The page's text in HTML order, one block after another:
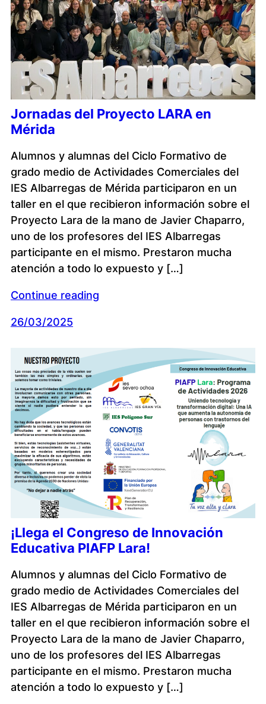
Jornadas del Proyecto LARA en
Mérida
Alumnos y alumnas del Ciclo Formativo de
grado medio de Actividades Comerciales del
IES Albarregas de Mérida participaron en un
taller en el que recibieron información sobre el
Proyecto Lara de la mano de Javier Chaparro,
uno de los profesores del IES Albarregas
participante en el mismo. Prestaron mucha
atención a todo lo expuesto y […]
Continue reading
26/03/2025
¡Llega el Congreso de Innovación
Educativa PIAFP Lara!
Alumnos y alumnas del Ciclo Formativo de
grado medio de Actividades Comerciales del
IES Albarregas de Mérida participaron en un
taller en el que recibieron información sobre el
Proyecto Lara de la mano de Javier Chaparro,
uno de los profesores del IES Albarregas
participante en el mismo. Prestaron mucha
atención a todo lo expuesto y […]